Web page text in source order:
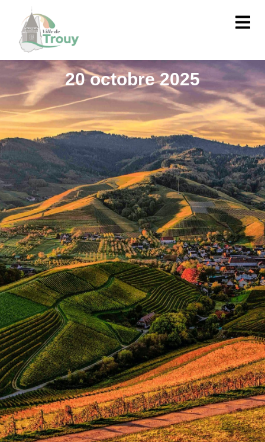
principal
20 octobre 2025